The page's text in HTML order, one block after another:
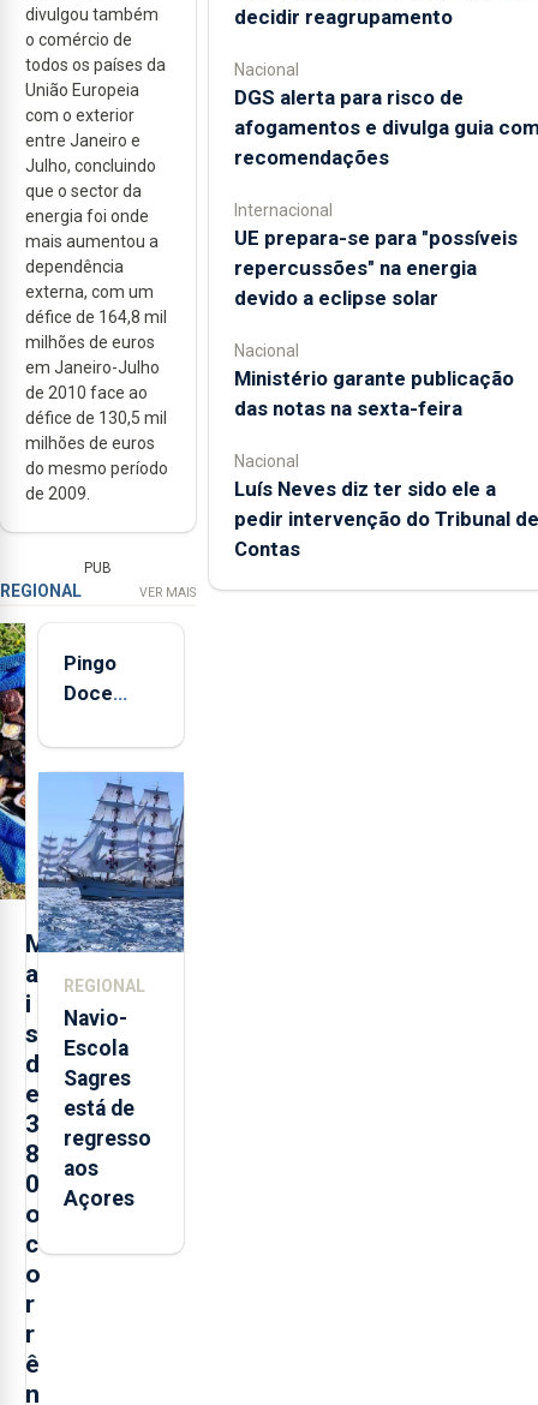
divulgou também
o comércio de
todos os países da
União Europeia
com o exterior
entre Janeiro e
Julho, concluindo
que o sector da
energia foi onde
mais aumentou a
dependência
externa, com um
défice de 164,8 mil
milhões de euros
em Janeiro-Julho
de 2010 face ao
défice de 130,5 mil
milhões de euros
do mesmo período
de 2009.
PUB
REGIONAL VER MAIS
M
a
i
s
d
e
3
8
0
o
c
o
r
r
ê
n
Pingo
Doce
quinta-
feira nova
loja em
São
Sebastião
e cria 30
postos de
REGIONAL
Navio-
Escola
Sagres
está de
regresso
aos
Açores
decidir reagrupamento
Nacional
DGS alerta para risco de
afogamentos e divulga guia
recomendações
Internacional
UE prepara-se para "possíveis
repercussões" na energia
devido a eclipse solar
Nacional
Ministério garante publicação
das notas na sexta-feira
Nacional
Luís Neves diz ter sido ele a
pedir intervenção do Tribunal de
Contas